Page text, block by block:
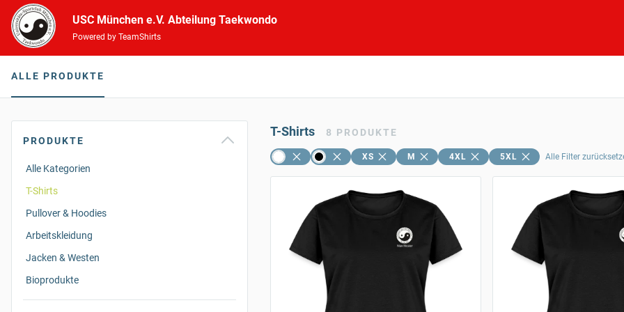
USC München e.V. Abteilung Taekwondo
Powered by TeamShirts
ALLE PRODUKTE
PRODUKTE
Alle Kategorien
T-Shirts
Pullover & Hoodies
Arbeitskleidung
Jacken & Westen
Bioprodukte
T-Shirts 8 PRODUKTE
XS M 4XL 5XL Alle Filter